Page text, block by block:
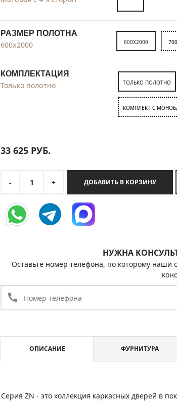
РАЗМЕР ПОЛОТНА
600x2000 600X2000
КОМПЛЕКТАЦИЯ
Только полотно ТОЛЬКО ПОЛОТНО
КОМПЛЕКТ C
33 625 РУБ.
- 1 + ДОБАВИТЬ В КОРЗИНУ
НУЖНА
Оставьте номер телефона, по которому наши
call
ОПИСАНИЕ ФУРНИТУРА
Серия ZN - это коллекция каркасных дверей в